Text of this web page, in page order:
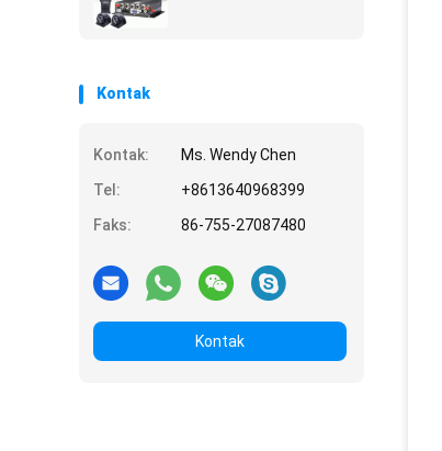
Kontak
Kontak:
Ms. Wendy Chen
Tel:
+8613640968399
Faks:
86-755-27087480
Kontak